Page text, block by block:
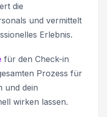
die
und vermittelt
Erlebnis.
für den Check-in
Prozess für
und dein
wirken lassen.